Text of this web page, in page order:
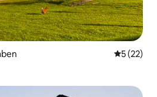
平均评分
5 (22)